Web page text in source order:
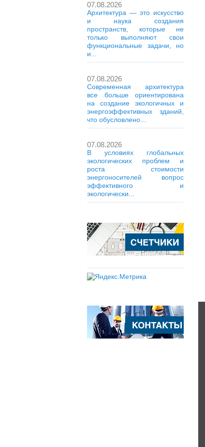
07.08.2026
Архитектура — это искусство
и наука создания
пространств, которые не
только выполняют свои
функциональные задачи, но
и...
07.08.2026
Современная архитектура
все больше ориентирована
на создание экологичных и
энергоэффективных зданий,
что обусловлено...
07.08.2026
В условиях глобальных
экологических проблем и
роста стоимости
энергоносителей вопрос
эффективного и
экологически...